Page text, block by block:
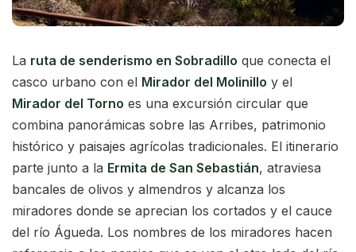
La ruta de senderismo en Sobradillo que conecta el
casco urbano con el Mirador del Molinillo y el
Mirador del Torno es una excursión circular que
combina panorámicas sobre las Arribes, patrimonio
histórico y paisajes agrícolas tradicionales. El itinerario
parte junto a la Ermita de San Sebastián, atraviesa
bancales de olivos y almendros y alcanza los
miradores donde se aprecian los cortados y el cauce
del río Águeda. Los nombres de los miradores hacen